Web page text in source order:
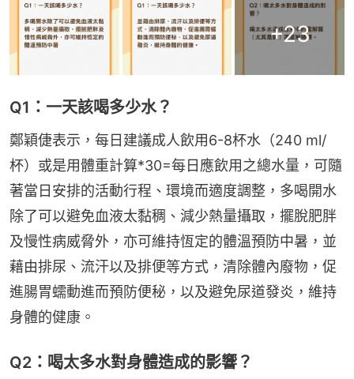
+23
Q1：一天該喝多少水？
鄭穎倢表示，每日建議成人飲用6-8杯水（240 ml/
杯）或是用體重計算*30=每日應飲用之總水量，可隨
著當日安排的活動行程、環境而適度調整，多喝開水
除了可以避免血液太黏稠、減少熱量攝取，擺脫肥胖
及慢性病威脅外，亦可維持恆定的體溫預防中暑，並
藉由排尿、流汗以及排便等方式，清除體內廢物，促
進腸胃蠕動進而預防便秘，以及避免尿道發炎，維持
身體的健康。
Q2：喝太多水對身體造成的影響？